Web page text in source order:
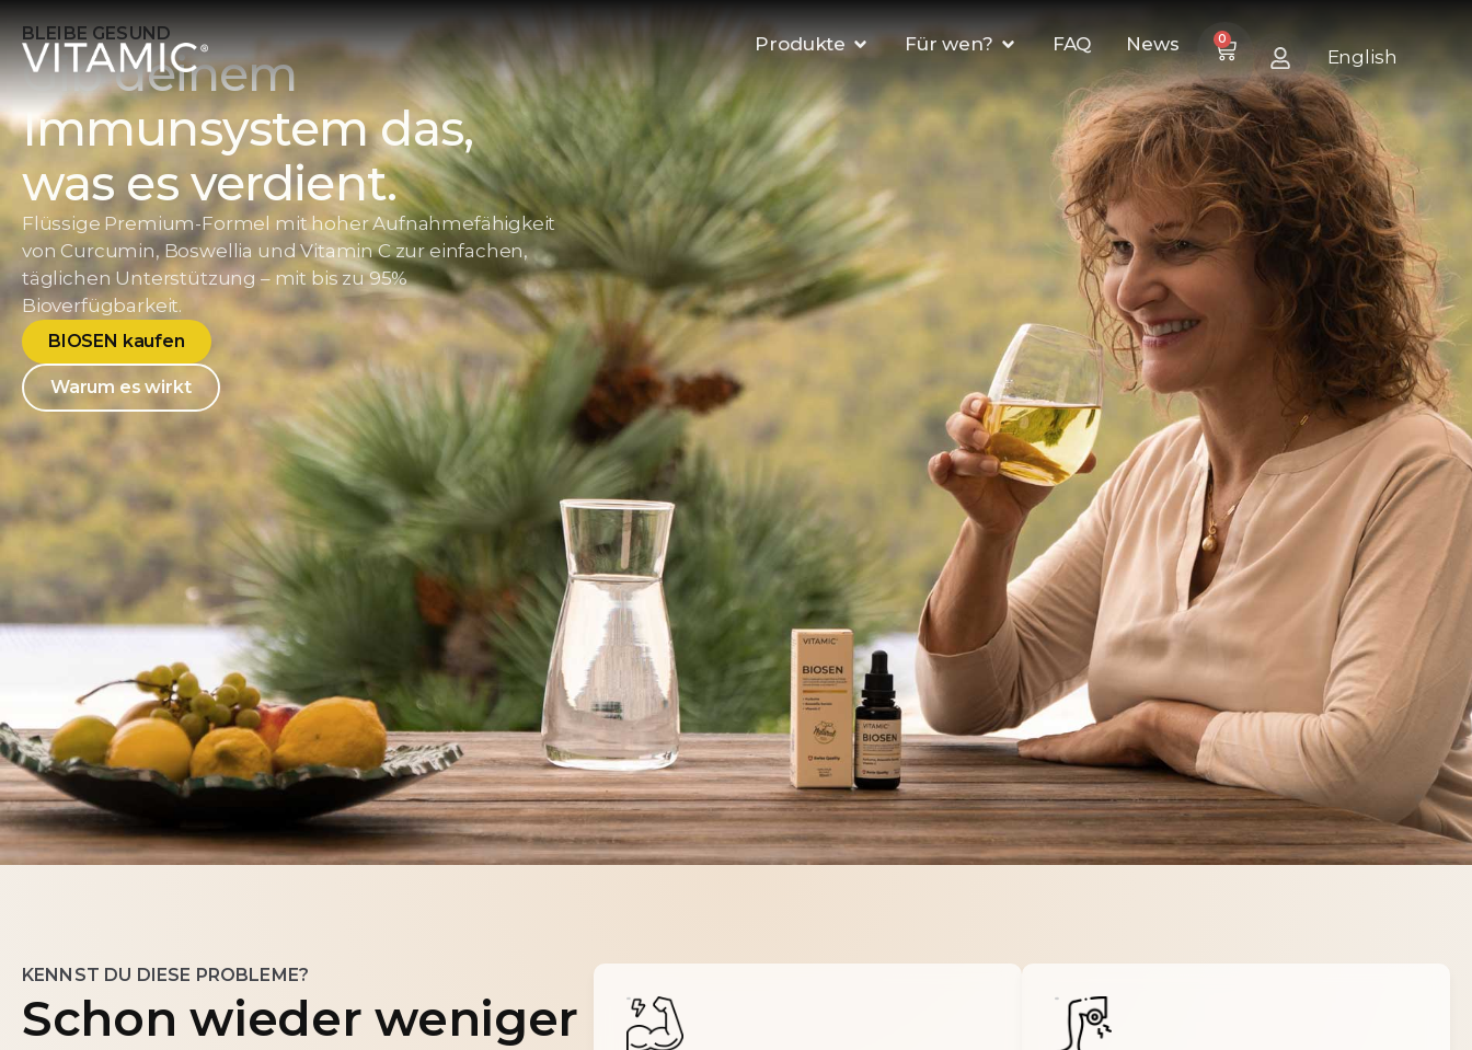
Produkte Für wen? FAQ News 0
English
BLEIBE GESUND
Gib deinem
Immunsystem das,
was es verdient.
Flüssige Premium-Formel mit hoher Aufnahmefähigkeit
von Curcumin, Boswellia und Vitamin C zur einfachen,
täglichen Unterstützung – mit bis zu 95%
Bioverfügbarkeit.
BIOSEN kaufen
Warum es wirkt
KENNST DU DIESE PROBLEME?
Schon wieder weniger